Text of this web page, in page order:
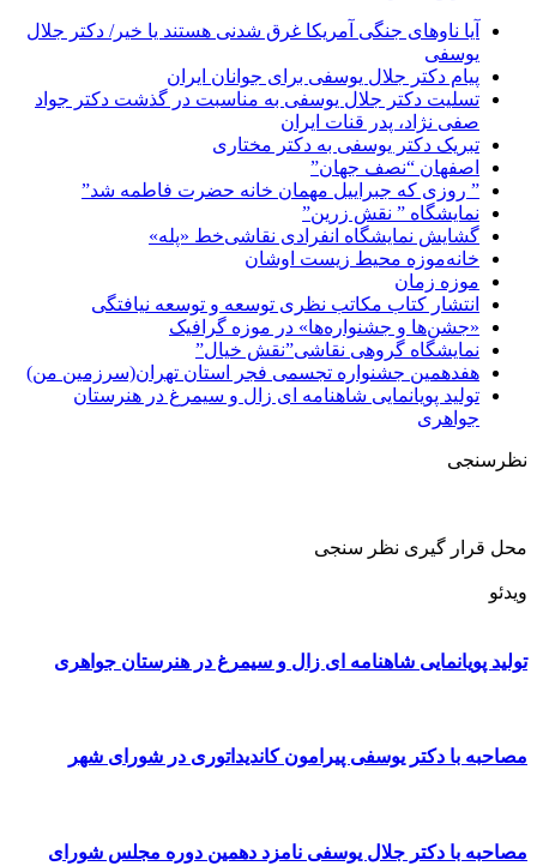
آیا ناوهای جنگی آمریکا غرق شدنی هستند یا خیر/ دکتر جلال
یوسفی
پیام دکتر جلال یوسفی برای جوانان ایران
تسلیت دکتر جلال یوسفی به مناسبت در گذشت دکتر جواد
صفی نژاد، پدر قنات ایران
تبریک دکتر یوسفی به دکتر مختاری
اصفهان “نصف جهان”
” روزی که جبراییل مهمان خانه حضرت فاطمه شد”
نمایشگاه ” نقش زرین”
گشایش نمایشگاه انفرادی نقاشی‌خط «پله»
خانه‌موزه محیط‌ زیست اوشان
موزه زمان
انتشار کتاب مکاتب نظری توسعه و توسعه نیافتگی
«جشن‌ها و جشنواره‌ها» در موزه گرافیک
نمایشگاه گروهی نقاشی”نقش خیال”
هفدهمین جشنواره تجسمی فجر استان تهران(سرزمین من)
تولید پویانمایی شاهنامه ای زال و سیمرغ در هنرستان
جواهری
نظرسنجی
محل قرار گیری نظر سنجی
ویدئو
تولید پویانمایی شاهنامه ای زال و سیمرغ در هنرستان جواهری
مصاحبه با دکتر یوسفی پیرامون کاندیداتوری در شورای شهر
مصاحبه با دکتر جلال یوسفی نامزد دهمین دوره مجلس شورای